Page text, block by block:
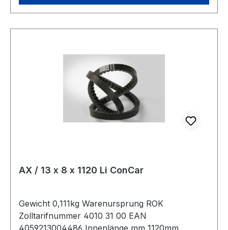
AX / 13 x 8 x 1120 Li ConCar
Gewicht 0,111kg Warenursprung ROK
Zolltarifnummer 4010 31 00 EAN
4059213004486 Innenlänge mm 1120mm